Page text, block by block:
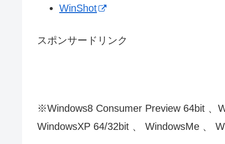
WinShot
スポンサードリンク
※Windows8 Consumer Preview 64bit 、
WindowsXP 64/32bit 、 WindowsMe 、